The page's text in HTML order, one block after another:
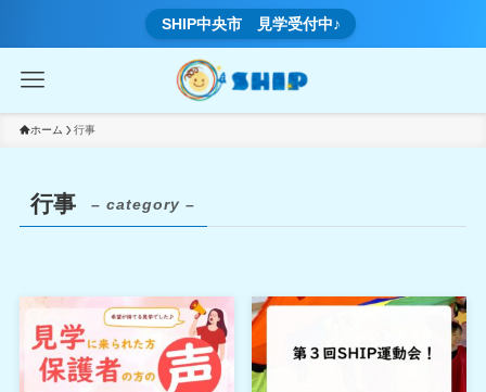
SHIP中央市 見学受付中♪
ホーム 行事
行事 – category –